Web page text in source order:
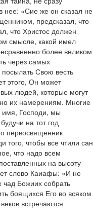
нее: «Сие же он сказал не
предсказал, что
что Христос должен
смысле, какой имел
более великом
через самых
Свою весть
этого, Он может
людей, которые могут
их намерениям. Многие
имя, Господи, мы
на тот год
первосвященник
того, чтобы все чтили сан
что надо всем
на высоту
слово Каиафы: «И не
чад Божиих собрать
боящихся Его во всяком
встречаются